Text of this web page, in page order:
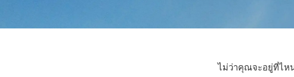
ไม่ว่าคุณจะอยู่ที่ไห